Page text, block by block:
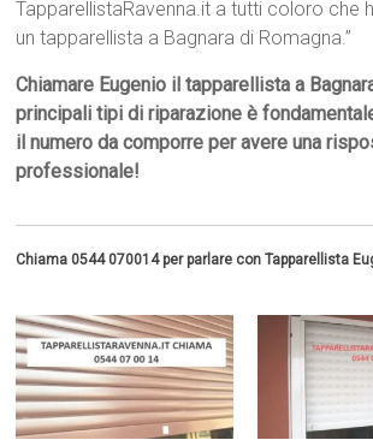
TapparellistaRavenna.it a tutti coloro che
un tapparellista a Bagnara di Romagna.”
Chiamare Eugenio il tapparellista a
principali tipi di riparazione è
il numero da comporre per avere una
professionale!
Chiama 0544 070014 per parlare con Tapparellista